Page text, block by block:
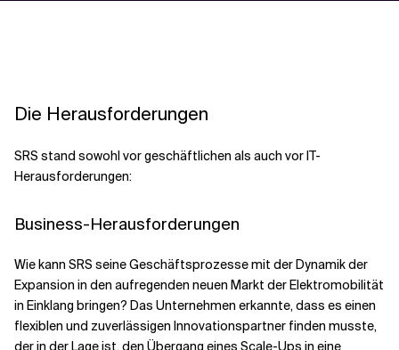
Die Herausforderungen
SRS stand sowohl vor geschäftlichen als auch vor IT-
Herausforderungen:
Business-Herausforderungen
Wie kann SRS seine Geschäftsprozesse mit der Dynamik der
Expansion in den aufregenden neuen Markt der Elektromobilität
in Einklang bringen? Das Unternehmen erkannte, dass es einen
flexiblen und zuverlässigen Innovationspartner finden musste,
der in der Lage ist, den Übergang eines Scale-Ups in eine